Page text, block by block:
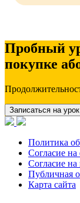
Пробный
покупке
Записаться на урок
Политика
Согласие
Согласие
Публичная
Карта сайта